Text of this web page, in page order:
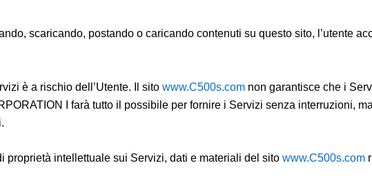
scaricando, postando o caricando contenuti su questo sito, l’utente
è a rischio dell’Utente. Il sito www.C500s.com non garantisce che i
I farà tutto il possibile per fornire i Servizi senza interruzioni,
proprietà intellettuale sui Servizi, dati e materiali del sito www.C500s.com